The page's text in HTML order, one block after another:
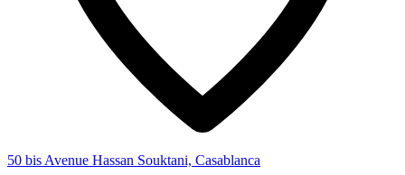
50 bis Avenue Hassan Souktani, Casablanca